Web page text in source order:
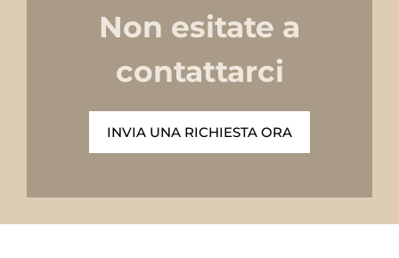
Non esitate a
contattarci
INVIA UNA RICHIESTA ORA